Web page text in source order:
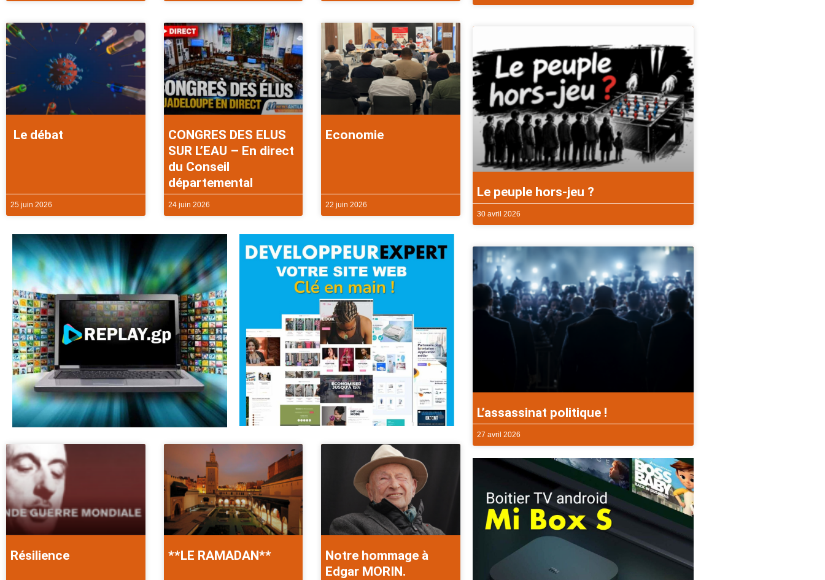
Le débat
25 juin 2026
CONGRES DES ELUS
SUR L’EAU – En direct
du Conseil
départemental
24 juin 2026
Economie
22 juin 2026
Résilience **LE RAMADAN**
Notre hommage à
Edgar MORIN.
Le peuple hors-jeu ?
30 avril 2026
L’assassinat politique !
27 avril 2026